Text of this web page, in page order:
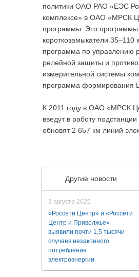
политики ОАО РАО «ЕЭС
комплексе» в ОАО «МРСК
программы. Это
короткозамыкатели
программа по управлению
релейной защиты и
измерительной системы
программа формирования
К 2011 году в ОАО «МРСК
введут в работу
обновят 2 657 км линий
Другие новости
3 августа 2026
«Россети Центр» и «Россети
Центр и Приволжье»
выявили почти 1,5 тысячи
случаев незаконного
потребления
электроэнергии